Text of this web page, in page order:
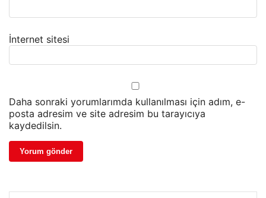
İnternet sitesi
Daha sonraki yorumlarımda kullanılması için adım, e-
posta adresim ve site adresim bu tarayıcıya
kaydedilsin.